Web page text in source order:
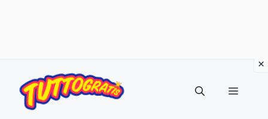
contenuto
Menu